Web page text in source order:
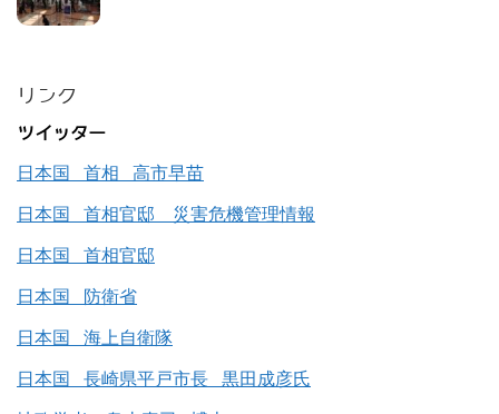
リンク
ツイッター
日本国 首相 高市早苗
日本国 首相官邸 災害危機管理情報
日本国 首相官邸
日本国 防衛省
日本国 海上自衛隊
日本国 長崎県平戸市長 黒田成彦氏